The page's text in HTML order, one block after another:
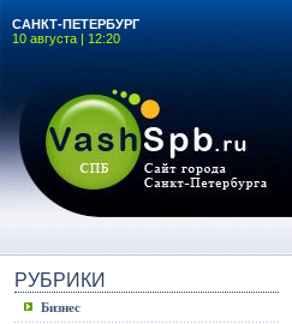
САНКТ-ПЕТЕРБУРГ
10 августа | 12:20
РУБРИКИ
Бизнес